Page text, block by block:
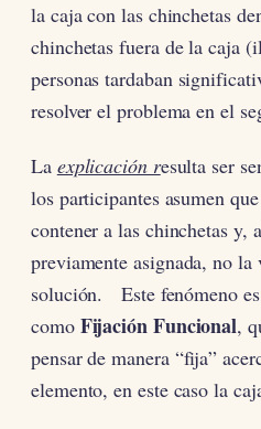
la caja con las chinchetas
chinchetas fuera de la caja
personas tardaban
resolver el problema en el
La explicación resulta ser
los participantes asumen
contener a las chinchetas y,
previamente asignada, no
solución. Este fenómeno
como Fijación Funcional,
pensar de manera “fija”
elemento, en este caso la